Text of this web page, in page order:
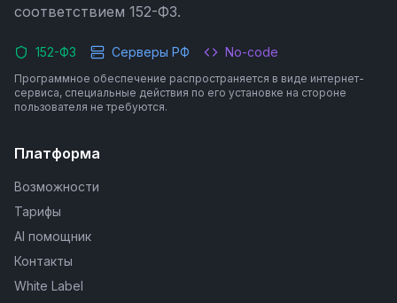
соответствием 152-ФЗ.
152-ФЗ Серверы РФ No-code
Программное обеспечение распространяется в виде интернет-
сервиса, специальные действия по его установке на стороне
пользователя не требуются.
Платформа
Возможности
Тарифы
AI помощник
Контакты
White Label